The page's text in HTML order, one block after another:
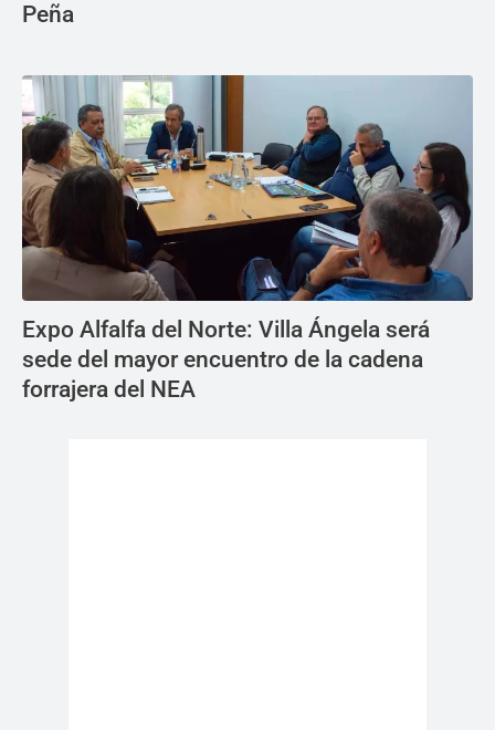
Peña
Expo Alfalfa del Norte: Villa Ángela será
sede del mayor encuentro de la cadena
forrajera del NEA